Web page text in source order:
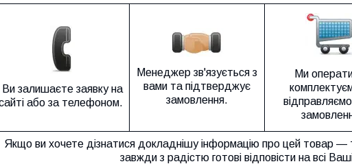
Ви залишаєте заявку на
або за телефоном.
Менеджер зв'язується з
вами та підтверджує
замовлення.
Ми
Якщо ви хочете дізнатися докладнішу інформацію про цей товар
завжди з радістю готові відповісти на всі